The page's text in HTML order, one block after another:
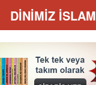
DİNİMİZ İSLAM